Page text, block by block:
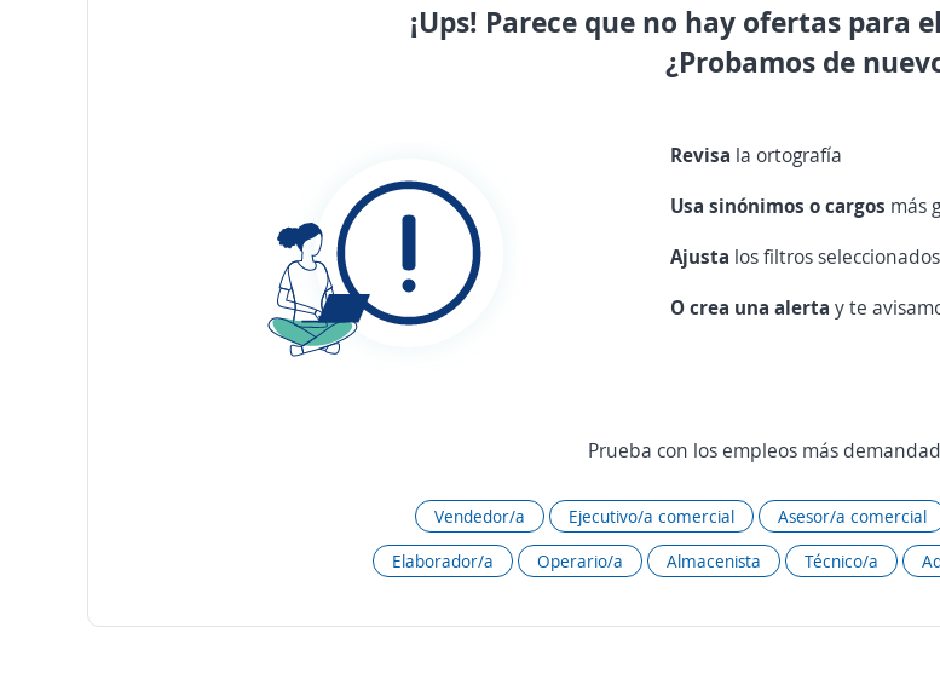
¡Ups! Parece que no hay ofertas para
¿Probamos de
Revisa la ortografía
Usa sinónimos o cargos más
Ajusta los filtros seleccionados
O crea una alertay te
Prueba con los empleos más
Vendedor/a Ejecutivo/a comercial Asesor/a comercial
Elaborador/a
Operario/a Almacenista Técnico/a